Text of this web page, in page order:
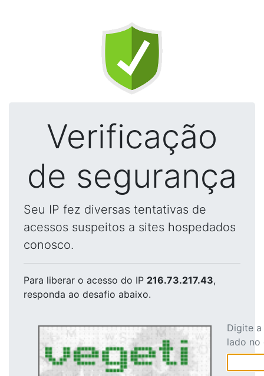
Verificação
de segurança
Seu IP fez diversas tentativas de
acessos suspeitos a sites hospedados
conosco.
Para liberar o acesso do IP 216.73.217.43,
responda ao desafio abaixo.
Digite
lado no